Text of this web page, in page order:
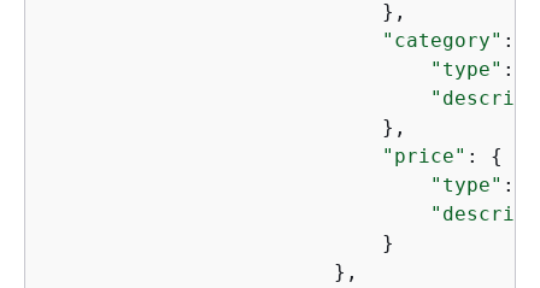
                            },
"category" :
"type" :
                            },
"price" : {
"type" :
                            }
                        },